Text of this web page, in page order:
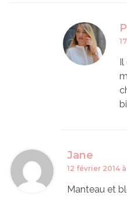
Il
Jane
12 février 2014
Manteau et